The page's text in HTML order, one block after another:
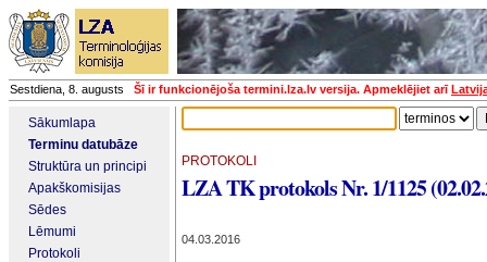
Sestdiena, 8. augusts Šī ir funkcionējoša termini.lza.lv versija. Apmeklējiet arī
Sākumlapa
Terminu datubāze
Struktūra un principi
Apakškomisijas
Sēdes
Lēmumi
Protokoli
PROTOKOLI
LZA TK protokols Nr. 1/1125
04.03.2016